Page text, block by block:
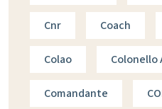
Cnr Coach
Colao Colonello
Comandante